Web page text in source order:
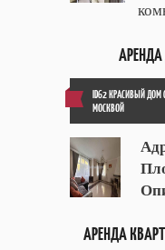
ID62 КРАСИВЫЙ
МОСКВОЙ
АРЕНДА